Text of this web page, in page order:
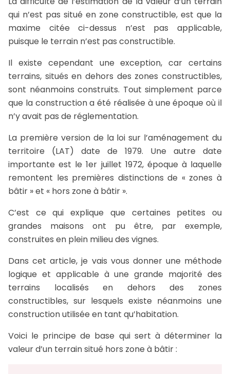
qui n’est pas situé en zone constructible, est que la
maxime citée ci-dessus n’est pas applicable,
puisque le terrain n’est pas constructible.
Il existe cependant une exception, car certains
terrains, situés en dehors des zones constructibles,
sont néanmoins construits. Tout simplement parce
que la construction a été réalisée à une époque où il
n’y avait pas de réglementation.
La première version de la loi sur l’aménagement du
territoire (LAT) date de 1979. Une autre date
importante est le 1er juillet 1972, époque à laquelle
remontent les premières distinctions de « zones à
bâtir » et « hors zone à bâtir ».
C’est ce qui explique que certaines petites ou
grandes maisons ont pu être, par exemple,
construites en plein milieu des vignes.
Dans cet article, je vais vous donner une méthode
logique et applicable à une grande majorité des
terrains localisés en dehors des zones
constructibles, sur lesquels existe néanmoins une
construction utilisée en tant qu’habitation.
Voici le principe de base qui sert à déterminer la
valeur d’un terrain situé hors zone à bâtir :